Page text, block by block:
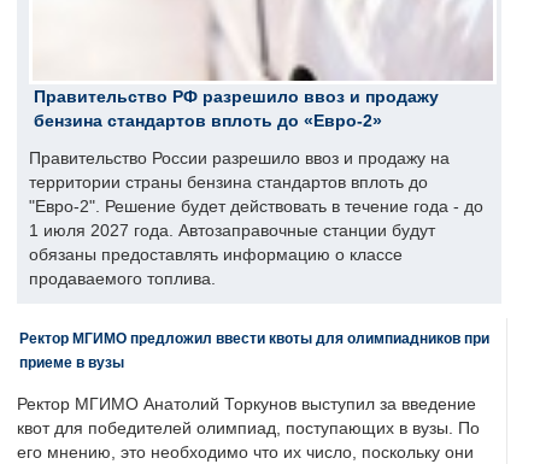
Правительство РФ разрешило ввоз и продажу
бензина стандартов вплоть до «Евро-2»
Правительство России разрешило ввоз и продажу на
территории страны бензина стандартов вплоть до
"Евро-2". Решение будет действовать в течение года - до
1 июля 2027 года. Автозаправочные станции будут
обязаны предоставлять информацию о классе
продаваемого топлива.
Ректор МГИМО предложил ввести квоты для олимпиадников при
приеме в вузы
Ректор МГИМО Анатолий Торкунов выступил за введение
квот для победителей олимпиад, поступающих в вузы. По
его мнению, это необходимо что их число, поскольку они